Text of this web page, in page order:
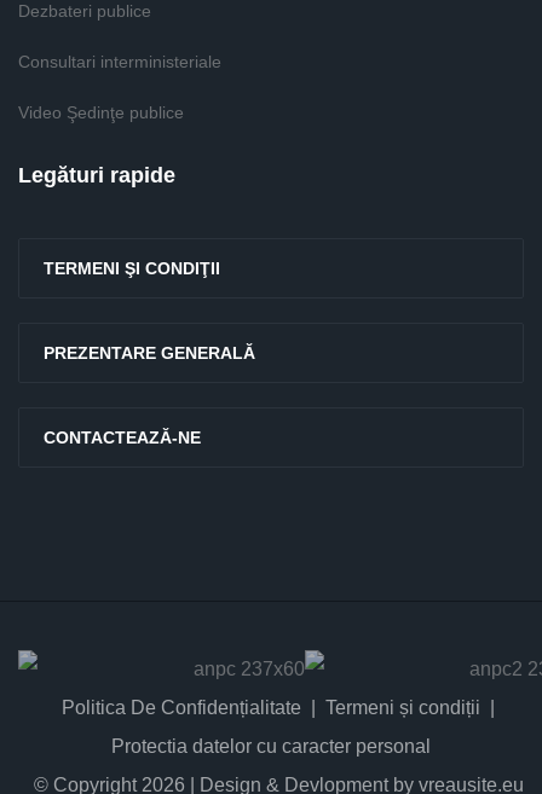
Dezbateri publice
Consultari interministeriale
Video Şedinţe publice
Legături rapide
TERMENI ŞI CONDIŢII
PREZENTARE GENERALĂ
CONTACTEAZĂ-NE
Politica De Confidențialitate
Termeni și condiții
Protectia datelor cu caracter personal
© Copyright 2026 | Design & Devlopment by vreausite.eu